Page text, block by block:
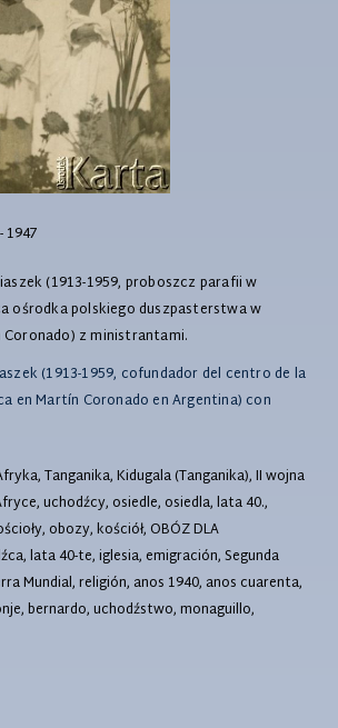
1947
(1913-1959, proboszcz parafii w
ośrodka polskiego duszpasterstwa w
z ministrantami.
(1913-1959, cofundador del centro de la
en Martín Coronado en Argentina) con
Tanganika, Kidugala (Tanganika), II wojna
uchodźcy, osiedle, osiedla, lata 40.,
obozy, kościół, OBÓZ DLA
lata 40-te, iglesia, emigración, Segunda
Mundial, religión, anos 1940, anos cuarenta,
bernardo, uchodźstwo, monaguillo,